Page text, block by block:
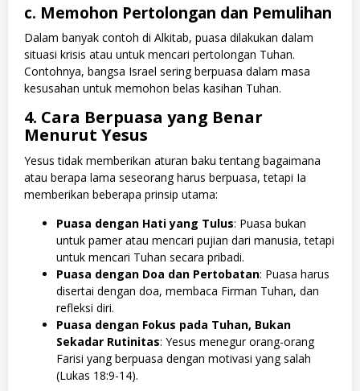
c. Memohon Pertolongan dan Pemulihan
Dalam banyak contoh di Alkitab, puasa dilakukan dalam
situasi krisis atau untuk mencari pertolongan Tuhan.
Contohnya, bangsa Israel sering berpuasa dalam masa
kesusahan untuk memohon belas kasihan Tuhan.
4. Cara Berpuasa yang Benar
Menurut Yesus
Yesus tidak memberikan aturan baku tentang bagaimana
atau berapa lama seseorang harus berpuasa, tetapi Ia
memberikan beberapa prinsip utama:
Puasa dengan Hati yang Tulus: Puasa bukan
untuk pamer atau mencari pujian dari manusia, tetapi
untuk mencari Tuhan secara pribadi.
Puasa dengan Doa dan Pertobatan: Puasa harus
disertai dengan doa, membaca Firman Tuhan, dan
refleksi diri.
Puasa dengan Fokus pada Tuhan, Bukan
Sekadar Rutinitas: Yesus menegur orang-orang
Farisi yang berpuasa dengan motivasi yang salah
(Lukas 18:9-14).